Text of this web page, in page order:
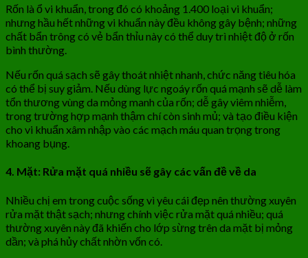
Rốn là ổ vi khuẩn, trong đó có khoảng 1.400 loại vi khuẩn;
nhưng hầu hết những vi khuẩn này đều không gây bệnh; những
chất bẩn trông có vẻ bẩn thỉu này có thể duy trì nhiệt độ ở rốn
bình thường.
Nếu rốn quá sạch sẽ gây thoát nhiệt nhanh, chức năng tiêu hóa
có thể bị suy giảm. Nếu dùng lực ngoáy rốn quá mạnh sẽ dễ làm
tổn thương vùng da mỏng manh của rốn; dễ gây viêm nhiễm,
trong trường hợp mạnh thậm chí còn sinh mủ; và tạo điều kiện
cho vi khuẩn xâm nhập vào các mạch máu quan trọng trong
khoang bụng.
4. Mặt: Rửa mặt quá nhiều sẽ gây các vấn đề về da
Nhiều chị em trong cuộc sống vì yêu cái đẹp nên thường xuyên
rửa mặt thật sạch; nhưng chính việc rửa mặt quá nhiều; quá
thường xuyên này đã khiến cho lớp sừng trên da mặt bị mỏng
dần; và phá hủy chất nhờn vốn có.